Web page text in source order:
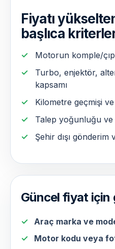
Fiyatı
başlıca
Motorun komple/
Turbo, enjektör,
kapsamı
Kilometre geçmişi
Talep yoğunluğu
Şehir dışı gönderim
Güncel fiyat için
Araç marka ve
Motor kodu veya